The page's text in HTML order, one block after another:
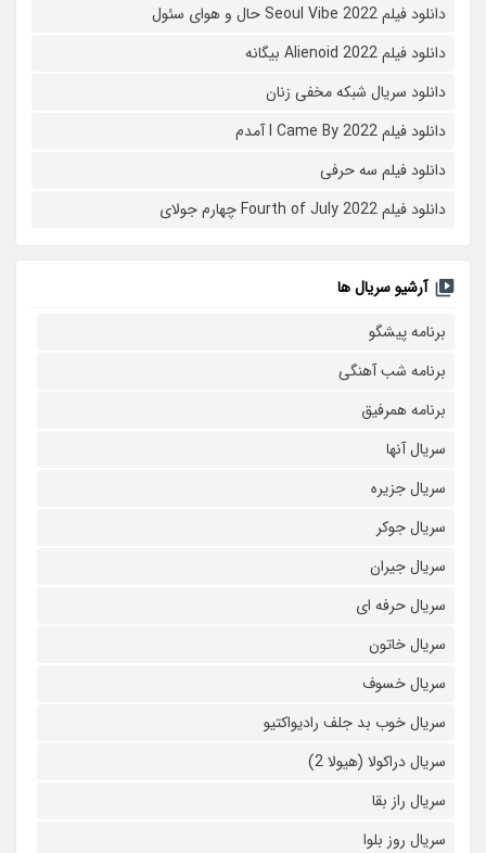
دانلود فیلم Seoul Vibe 2022 حال و هوای سئول
دانلود فیلم Alienoid 2022 بیگانه
دانلود سریال شبکه مخفی زنان
دانلود فیلم I Came By 2022 آمدم
دانلود فیلم سه حرفی
دانلود فیلم Fourth of July 2022 چهارم جولای
آرشیو سریال ها
برنامه پیشگو
برنامه شب آهنگی
برنامه همرفیق
سریال آنها
سریال جزیره
سریال جوکر
سریال جیران
سریال حرفه ای
سریال خاتون
سریال خسوف
سریال خوب بد جلف رادیواکتیو
سریال دراکولا (هیولا 2)
سریال راز بقا
سریال روز بلوا